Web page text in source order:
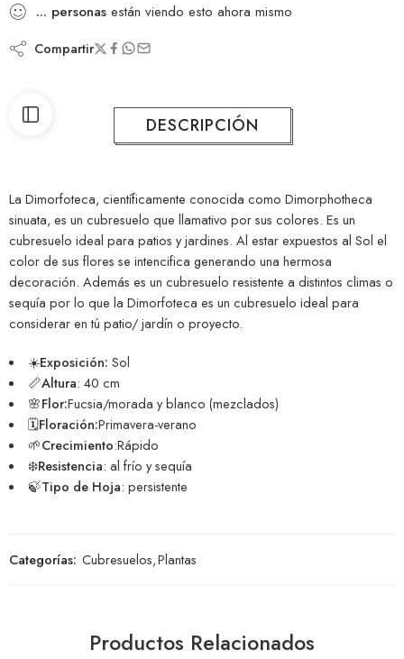
... personas están viendo esto ahora mismo
Compartir
DESCRIPCIÓN
La Dimorfoteca, científicamente conocida como Dimorphotheca
sinuata, es un cubresuelo que llamativo por sus colores. Es un
cubresuelo ideal para patios y jardines. Al estar expuestos al Sol el
color de sus flores se intencifica generando una hermosa
decoración. Además es un cubresuelo resistente a distintos climas o
sequía por lo que la Dimorfoteca es un cubresuelo ideal para
considerar en tú patio/ jardín o proyecto.
☀️Exposición: Sol
📏Altura: 40 cm
🌸Flor:Fucsia/morada y blanco (mezclados)
🗓️Floración:Primavera-verano
🌱Crecimiento:Rápido
❄️Resistencia: al frío y sequía
🍃Tipo de Hoja: persistente
Categorías: Cubresuelos,Plantas
Productos Relacionados